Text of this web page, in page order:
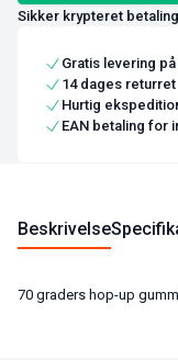
Sikker krypteret
Gratis levering
14 dages returret
Hurtig
EAN betaling for
Beskrivelse
70 graders hop-up